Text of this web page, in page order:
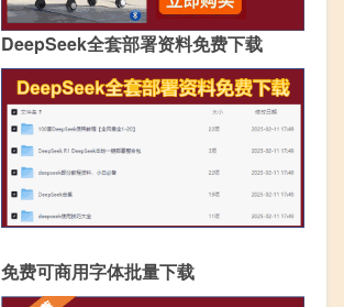
DeepSeek全套部署资料免费下载
免费可商用字体批量下载